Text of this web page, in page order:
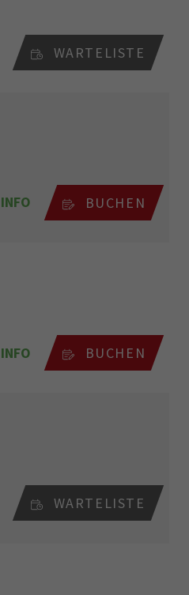
WARTELISTE
INFO BUCHEN
INFO BUCHEN
WARTELISTE